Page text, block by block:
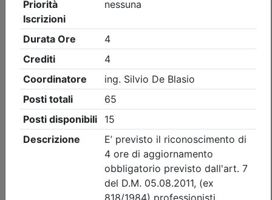
Ingegneri di Pordenone
UNI 9795 dicembre 2021 e il nuovo TR
11924 su interfacce di comando del
sistema IRAI verso i sistemi di
protezione antincendio, UNI 11988:
2025 la nuova norma sui sistemi EVAC
DL.139-06 DM.5-8-2011